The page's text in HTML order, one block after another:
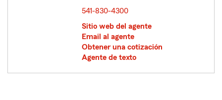
541-830-4300
Sitio web del agente
Email al agente
Obtener una cotización
Agente de texto